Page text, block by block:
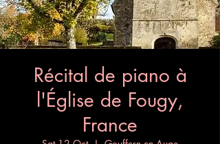
Récital de piano à
l'Église de Fougy,
France